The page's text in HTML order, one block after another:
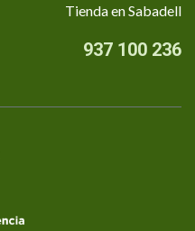
Tienda en Sabadell
937 100 236